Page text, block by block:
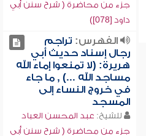
جزء من محاضرة ( شرح سنن أبي
داود [078])
الفهرس: تراجم
رجال إسناد حديث أبي
هريرة: (لا تمنعوا إماء الله
مساجد الله ...) , ما جاء
في خروج النساء إلى
المسجد
للشيخ: عبد المحسن العباد
جزء من محاضرة ( شرح سنن أبي